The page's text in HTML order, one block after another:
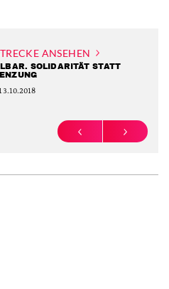
ANSEHEN
SOLIDARITÄT STATT
PREVIOUS NEXT